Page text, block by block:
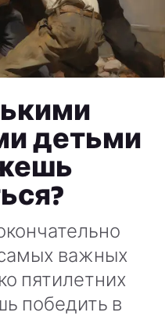
детьми
важных
пятилетних
победить в